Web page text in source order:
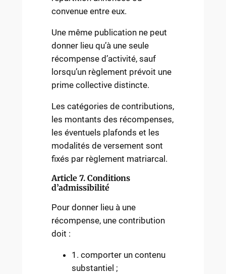
convenue entre eux.
Une même publication ne peut
donner lieu qu’à une seule
récompense d’activité, sauf
lorsqu’un règlement prévoit une
prime collective distincte.
Les catégories de contributions,
les montants des récompenses,
les éventuels plafonds et les
modalités de versement sont
fixés par règlement matriarcal.
Article 7. Conditions
d’admissibilité
Pour donner lieu à une
récompense, une contribution
doit :
1. comporter un contenu
substantiel ;